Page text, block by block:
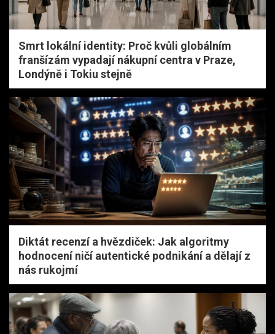
Smrt lokální identity: Proč kvůli globálním
franšízám vypadají nákupní centra v Praze,
Londýně i Tokiu stejně
Diktát recenzí a hvězdiček: Jak algoritmy
hodnocení ničí autentické podnikání a dělají z
nás rukojmí